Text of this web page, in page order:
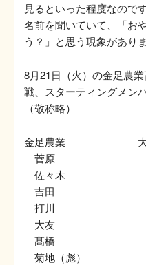
見るといった程度なので
名前を聞いていて、「お
う？」と思う現象がありま
8月21日（火）の金足農
戦、スターティングメン
（敬称略）
金足農業 大阪
菅原 宮
佐々木 青
吉田 中
打川 藤
大友 根
髙橋 石
菊地（彪）